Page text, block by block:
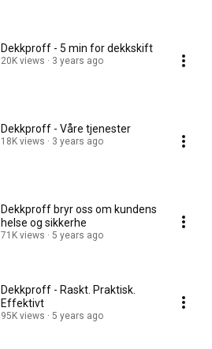
Dekkproff - 5 min for dekkskift
20K views 3 years ago
Dekkproff - Våre tjenester
18K views 3 years ago
Dekkproff bryr oss om kundens
helse og sikkerhe
71K views 5 years ago
Dekkproff - Raskt. Praktisk.
Effektivt
95K views 5 years ago